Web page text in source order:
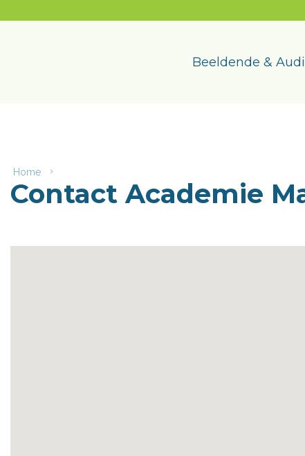
content
Beeldende &
Home
Academie
Maasmechelen
Contact Academie